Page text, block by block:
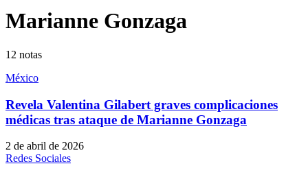
Marianne Gonzaga
12 notas
México
Revela Valentina Gilabert graves complicaciones
médicas tras ataque de Marianne Gonzaga
2 de abril de 2026
Redes Sociales